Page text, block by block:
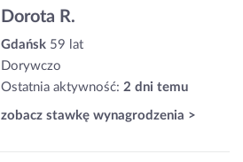
Dorota R.
Gdańsk 59 lat
Dorywczo
Ostatnia aktywność: 2 dni temu
zobacz stawkę wynagrodzenia >